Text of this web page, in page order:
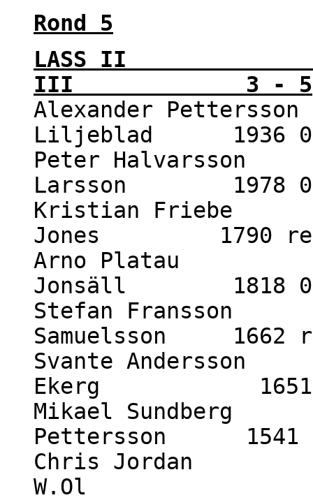
Rond 5
LASS II -
III 3 - 5
Alexander
Liljeblad 1936
Peter Halvarsson
Larsson 1978
Kristian Friebe
Jones 1790
Arno Platau
Jonsäll 1818 0
Stefan Fransson
Samuelsson 1662
Svante
Ekerg 1651
Mikael Sundberg
Pettersson 1541
Chris Jordan
W.Ol